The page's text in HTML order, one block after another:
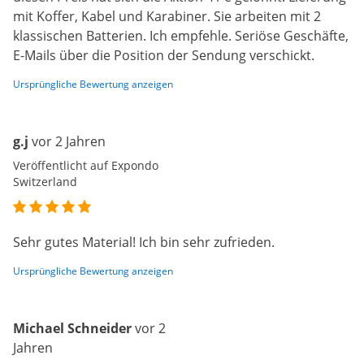
mit Koffer, Kabel und Karabiner. Sie arbeiten mit 2
klassischen Batterien. Ich empfehle. Seriöse Geschäfte,
E-Mails über die Position der Sendung verschickt.
Ursprüngliche Bewertung anzeigen
g.j vor 2 Jahren
Veröffentlicht auf Expondo
Switzerland
Sehr gutes Material! Ich bin sehr zufrieden.
Ursprüngliche Bewertung anzeigen
Michael Schneidervor 2
Jahren